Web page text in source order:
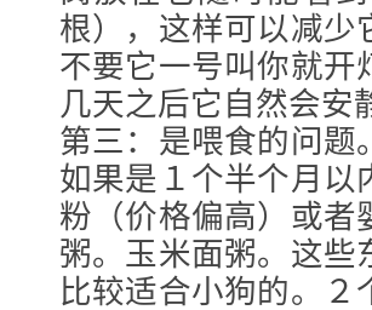
根），这样可以减少
不要它一号叫你就开
几天之后它自然会安
第三：是喂食的问题
如果是１个半个月以
粉（价格偏高）或者
粥。玉米面粥。这些
比较适合小狗的。